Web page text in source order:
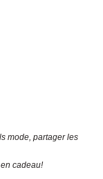
mode, partager les
cadeau!